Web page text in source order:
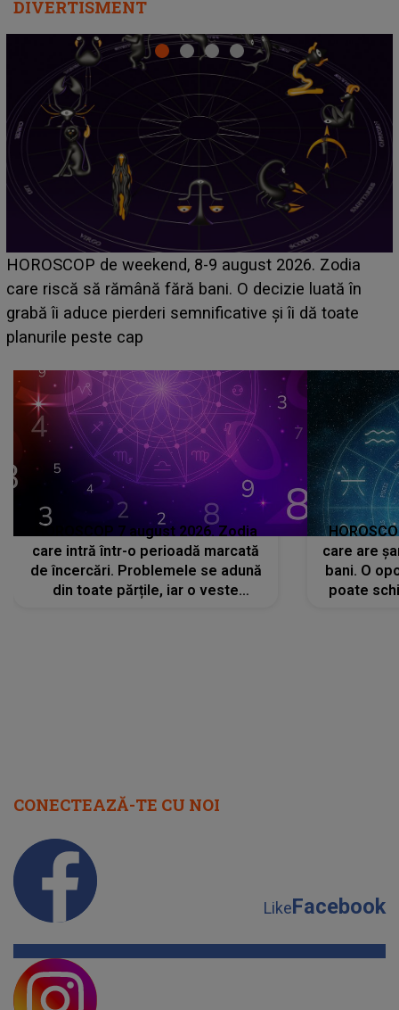
DIVERTISMENT
Emanuel a ținut ACEST DETALIU ASCUNS până
acum! În fața Alexandrei, concurentul din Casa Iubirii
face o MĂRTURISIRE NEAȘTEPTATĂ despre mama
sa: "I-am spus și ei în față, eu nu te iubesc pentru
HOROSCOP 7 august 2026. Zodia
care intră într-o perioadă marcată
de încercări. Problemele se adună
din toate părțile, iar o veste
care are
bani. O
poate
CONECTEAZĂ-TE CU NOI
LikeFacebook